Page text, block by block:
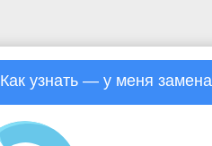
Как узнать — у меня